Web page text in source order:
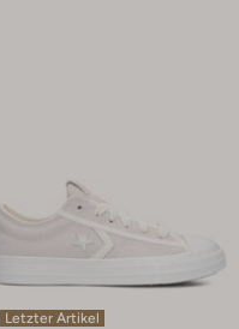
Letzter Artikel